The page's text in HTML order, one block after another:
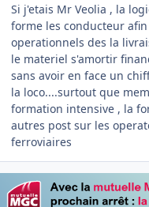
Si j'etais Mr Veolia , la
forme les conducteur
operationnels des la
le materiel s'amortir
sans avoir en face un
la loco....surtout que
formation intensive , la
autres post sur les
ferroviaires